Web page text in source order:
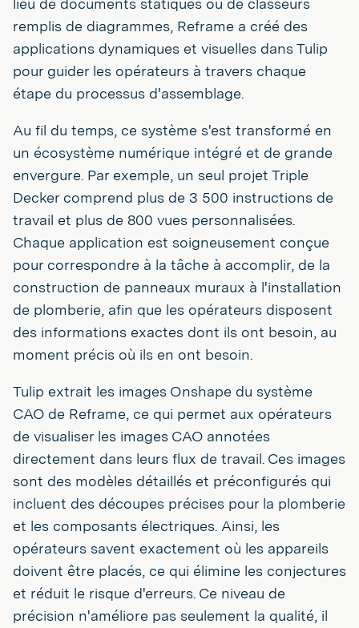
remplis de diagrammes, Reframe a créé des
applications dynamiques et visuelles dans Tulip
pour guider les opérateurs à travers chaque
étape du processus d'assemblage.
Au fil du temps, ce système s'est transformé en
un écosystème numérique intégré et de grande
envergure. Par exemple, un seul projet Triple
Decker comprend plus de 3 500 instructions de
travail et plus de 800 vues personnalisées.
Chaque application est soigneusement conçue
pour correspondre à la tâche à accomplir, de la
construction de panneaux muraux à l'installation
de plomberie, afin que les opérateurs disposent
des informations exactes dont ils ont besoin, au
moment précis où ils en ont besoin.
Tulip extrait les images Onshape du système
CAO de Reframe, ce qui permet aux opérateurs
de visualiser les images CAO annotées
directement dans leurs flux de travail. Ces images
sont des modèles détaillés et préconfigurés qui
incluent des découpes précises pour la plomberie
et les composants électriques. Ainsi, les
opérateurs savent exactement où les appareils
doivent être placés, ce qui élimine les conjectures
et réduit le risque d'erreurs. Ce niveau de
précision n'améliore pas seulement la qualité, il